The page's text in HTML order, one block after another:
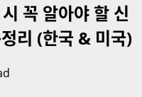
꼭 알아야 할 신
리 (한국 & 미국)